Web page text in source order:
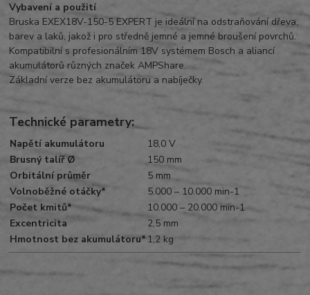
Vybavení a použití
Bruska EXEX18V-150-5 EXPERT je ideální na odstraňování dřeva,
barev a laků, jakož i pro středně jemné a jemné broušení povrchů.
Kompatibilní s profesionálním 18V systémem Bosch a aliancí
akumulátorů různých značek AMPShare.
Základní verze bez akumulátoru a nabíječky.
Technické parametry:
Napětí akumulátoru
18,0 V
Brusný talíř Ø
150 mm
Orbitální průměr
5 mm
Volnoběžné otáčky*
5.000 – 10.000 min-1
Počet kmitů*
10.000 – 20.000 min-1
Excentricita
2,5 mm
Hmotnost bez akumulátoru*1,2 kg